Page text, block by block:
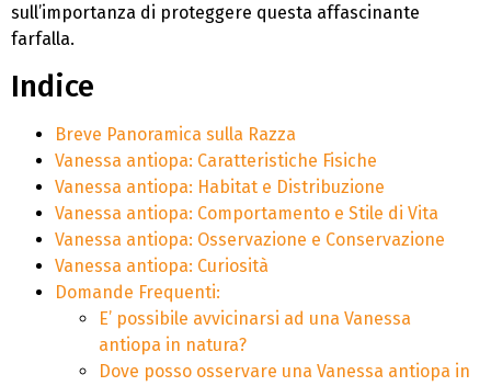
sull’importanza di proteggere questa affascinante
farfalla.
Indice
Breve Panoramica sulla Razza
Vanessa antiopa: Caratteristiche Fisiche
Vanessa antiopa: Habitat e Distribuzione
Vanessa antiopa: Comportamento e Stile di Vita
Vanessa antiopa: Osservazione e Conservazione
Vanessa antiopa: Curiosità
Domande Frequenti:
E’ possibile avvicinarsi ad una Vanessa
antiopa in natura?
Dove posso osservare una Vanessa antiopa in